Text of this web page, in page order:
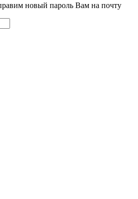
новый пароль Вам на почту